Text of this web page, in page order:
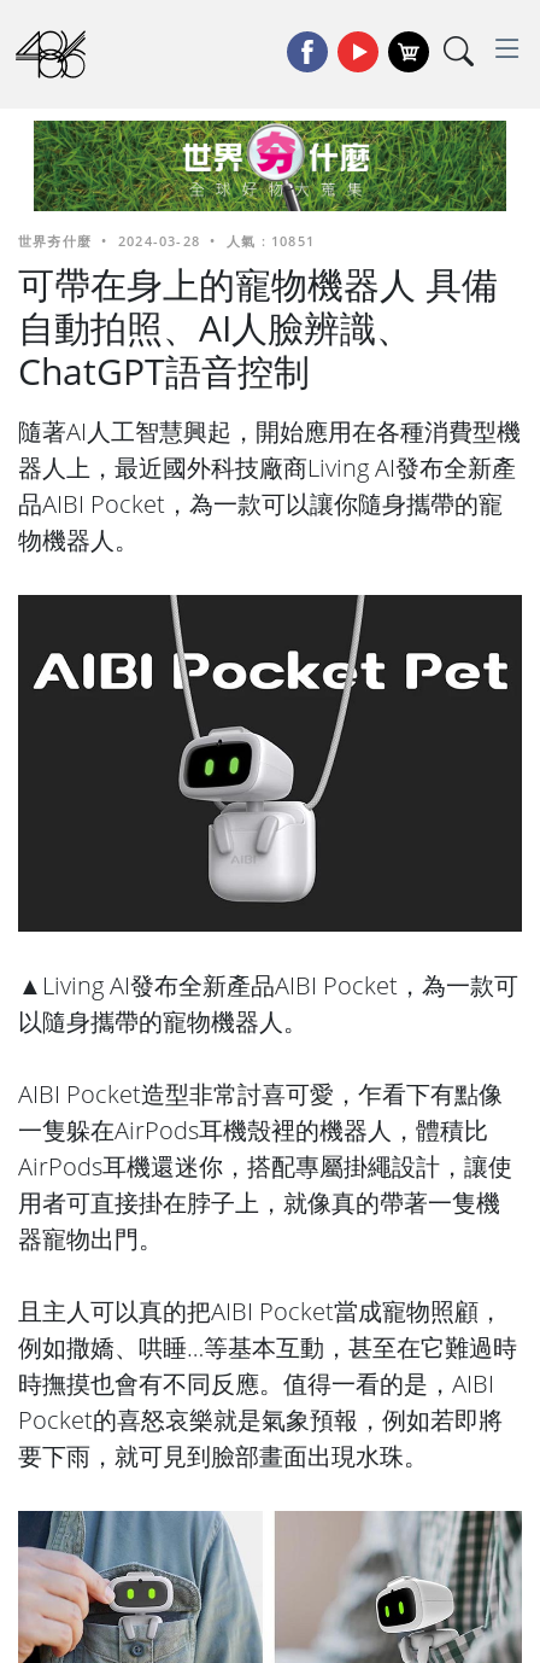
世界夯什麼 • 2024-03-28 • 人氣 : 10851
可帶在身上的寵物機器人 具備
自動拍照、AI人臉辨識、
ChatGPT語音控制
隨著AI人工智慧興起，開始應用在各種消費型機
器人上，最近國外科技廠商Living AI發布全新產
品AIBI Pocket，為一款可以讓你隨身攜帶的寵
物機器人。
▲Living AI發布全新產品AIBI Pocket，為一款可
以隨身攜帶的寵物機器人。
AIBI Pocket造型非常討喜可愛，乍看下有點像
一隻躲在AirPods耳機殼裡的機器人，體積比
AirPods耳機還迷你，搭配專屬掛繩設計，讓使
用者可直接掛在脖子上，就像真的帶著一隻機
器寵物出門。
且主人可以真的把AIBI Pocket當成寵物照顧，
例如撒嬌、哄睡…等基本互動，甚至在它難過時
時撫摸也會有不同反應。值得一看的是，AIBI
Pocket的喜怒哀樂就是氣象預報，例如若即將
要下雨，就可見到臉部畫面出現水珠。